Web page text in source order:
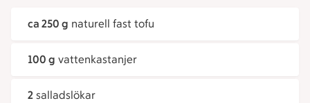
ca 250 g naturell fast tofu
100 g vattenkastanjer
2 salladslökar